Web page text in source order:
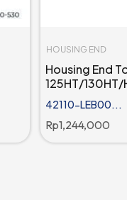
HOUSING END
Housing End
125HT/130HT/
42110-LEB00...
Rp1,244,000